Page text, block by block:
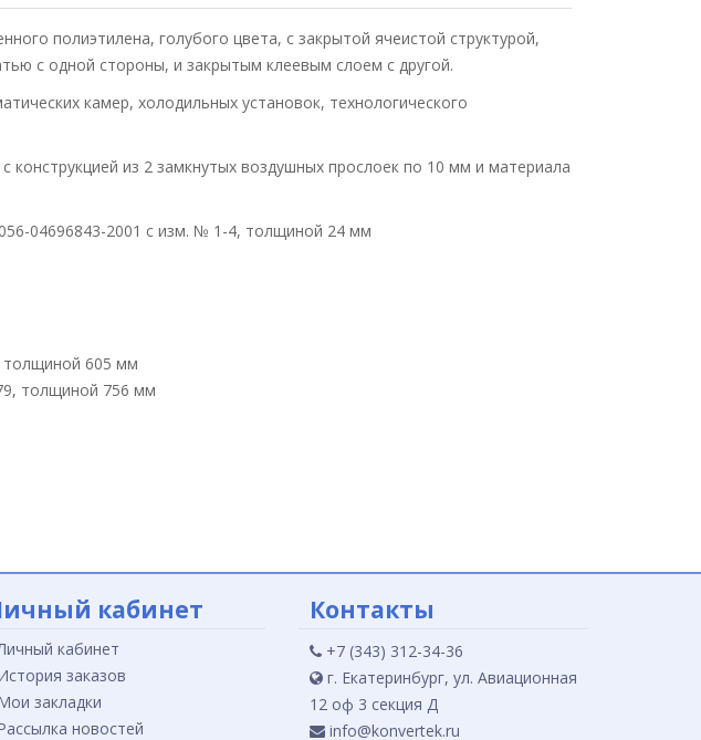
полиэтилена, голубого цвета, с закрытой ячеистой структурой,
с одной стороны, и закрытым клеевым слоем с другой.
камер, холодильных установок, технологического
из 2 замкнутых воздушных прослоек по 10 мм и материала
04696843-2001 с изм. № 1-4, толщиной 24 мм
толщиной 605 мм
толщиной 756 мм
кабинет
кабинет
заказов
закладки
новостей
Контакты
+7 (343) 312-34-36
г. Екатеринбург, ул. Авиационная
12 оф 3 секция Д
info@konvertek.ru